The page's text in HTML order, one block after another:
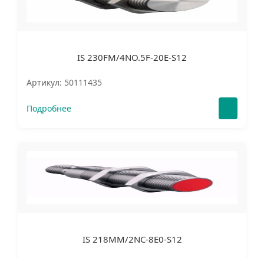
IS 230FM/4NO.5F-20E-S12
Артикул: 50111435
Подробнее
IS 218MM/2NC-8E0-S12